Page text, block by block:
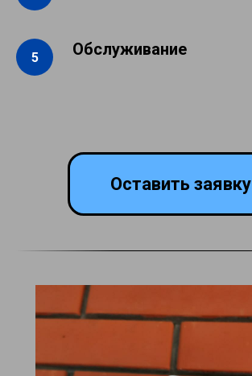
Обслуживание
Оставить заявку